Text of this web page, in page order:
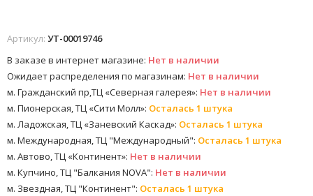
Артикул: УТ-00019746
В заказе в интернет магазине: Нет в наличии
Ожидает распределения по магазинам: Нет в наличии
м. Гражданский пр,ТЦ «Северная галерея»: Нет в наличии
м. Пионерская, ТЦ «Сити Молл»: Осталась 1 штука
м. Ладожская, ТЦ «Заневский Каскад»: Осталась 1 штука
м. Международная, ТЦ "Международный": Осталась 1 штука
м. Автово, ТЦ «Континент»: Нет в наличии
м. Купчино, ТЦ "Балкания NOVA": Нет в наличии
м. Звездная, ТЦ "Континент": Осталась 1 штука